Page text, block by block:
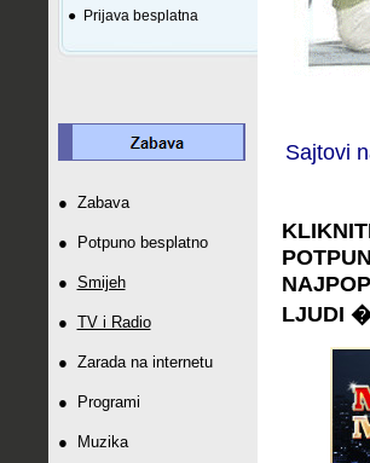
● Prijava besplatna
● Zabava
● Potpuno besplatno
● Smijeh
● TV i Radio
● Zarada na internetu
● Programi
● Muzika
Sajtovi
LJUDI